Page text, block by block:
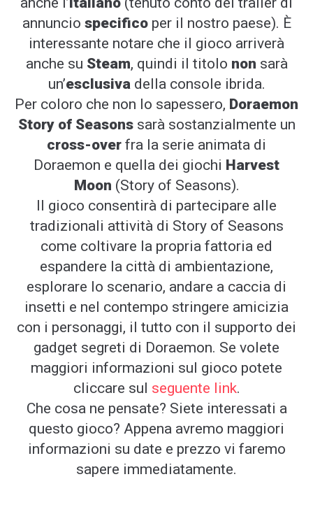
annuncio specifico per il nostro paese). È
interessante notare che il gioco arriverà
anche su Steam, quindi il titolo non sarà
un’esclusivadella console ibrida.
Per coloro che non lo sapessero, Doraemon
Story of Seasons sarà sostanzialmente un
cross-over fra la serie animata di
Doraemon e quella dei giochi Harvest
Moon (Story of Seasons).
Il gioco consentirà di partecipare alle
tradizionali attività di Story of Seasons
come coltivare la propria fattoria ed
espandere la città di ambientazione,
esplorare lo scenario, andare a caccia di
insetti e nel contempo stringere amicizia
con i personaggi, il tutto con il supporto dei
gadget segreti di Doraemon. Se volete
maggiori informazioni sul gioco potete
cliccare sul seguente link.
Che cosa ne pensate? Siete interessati a
questo gioco? Appena avremo maggiori
informazioni su date e prezzo vi faremo
sapere immediatamente.